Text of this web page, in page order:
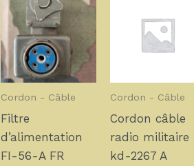
Cordon - Câble
Filtre
d’alimentation
FI-56-A FR
Cordon - Câble
Cordon câble
radio militaire
kd-2267 A